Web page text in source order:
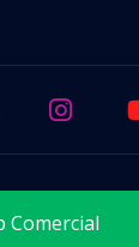
Comercial